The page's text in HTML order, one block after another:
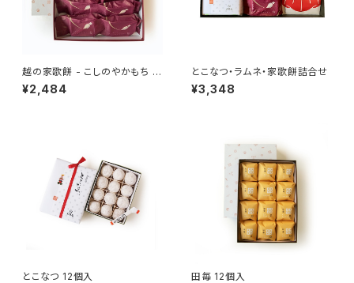
越の家歌餅 - こしのやかもち -
10個入
¥2,484
とこなつ・ラムネ・家歌餅詰合せ
¥3,348
とこなつ 12個入 田毎 12個入